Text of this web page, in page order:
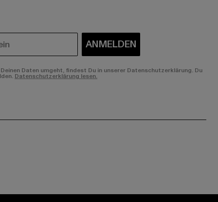
ANMELDEN
Daten umgeht, findest Du in unserer Datenschutzerklärung. Du
Datenschutzerklärung lesen.